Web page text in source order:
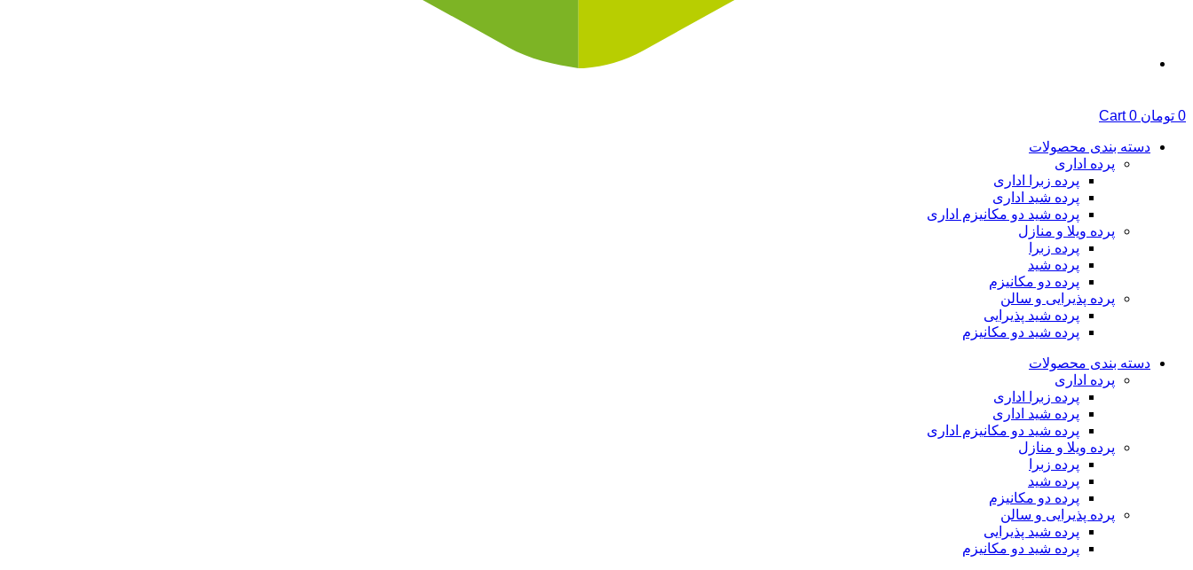
0 تومان 0
Cart
دسته بندی محصولات
پرده اداری
پرده زبرا اداری
پرده شید اداری
پرده شید دو مکانیزم اداری
پرده ویلا و منازل
پرده زبرا
پرده شید
پرده دو مکانیزم
پرده پذیرایی و سالن
پرده شید پذیرایی
پرده شید دو مکانیزم
دسته بندی محصولات
پرده اداری
پرده زبرا اداری
پرده شید اداری
پرده شید دو مکانیزم اداری
پرده ویلا و منازل
پرده زبرا
پرده شید
پرده دو مکانیزم
پرده پذیرایی و سالن
پرده شید پذیرایی
پرده شید دو مکانیزم